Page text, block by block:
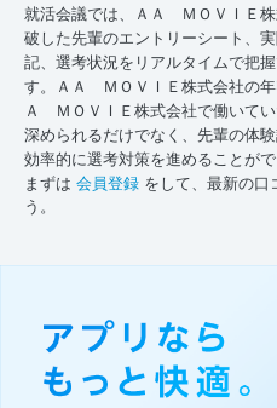
就活会議では、ＡＡ ＭＯＶＩＥ
破した先輩のエントリーシート、
記、選考状況をリアルタイムで把
す。ＡＡ ＭＯＶＩＥ株式会社の
Ａ ＭＯＶＩＥ株式会社で働いて
深められるだけでなく、先輩の体
効率的に選考対策を進めることがで
まずは 会員登録 をして、最新の口
う。